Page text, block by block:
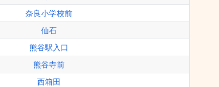
奈良小学校前
仙石
熊谷駅入口
熊谷寺前
西箱田